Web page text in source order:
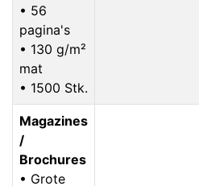
• 56
pagina's
• 130 g/m²
mat
• 1500 Stk.
Magazines
/
Brochures
• Grote